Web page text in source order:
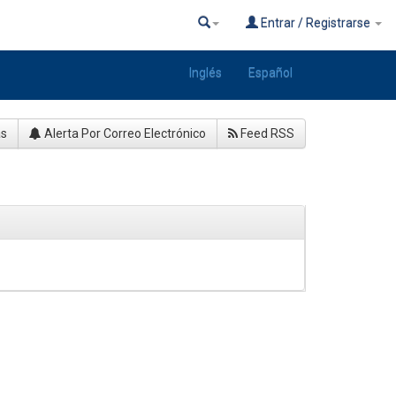
Entrar / Registrarse
Inglés Español
Alerta Por Correo Electrónico Feed RSS